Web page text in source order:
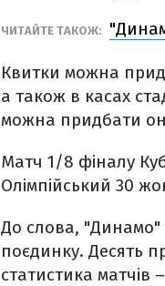
ЧИТАЙТЕ ТАКОЖ:
Квитки можна
а також в касах
можна придбати
Матч 1/8 фіналу
Олімпійський 30
До слова, "Динамо"
поєдинку. Десять
статистика матчів –